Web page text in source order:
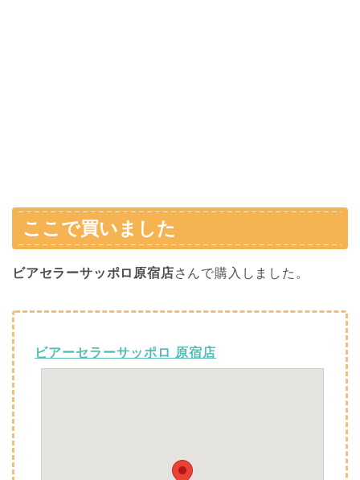
ここで買いました
ビアセラーサッポロ原宿店さんで購入しました。
ビアーセラーサッポロ 原宿店